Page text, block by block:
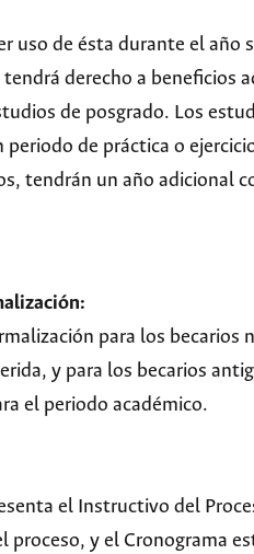
uso de ésta durante el año
derecho a beneficios
de posgrado. Los
periodo de práctica o
tendrán un año adicional
para los becarios
y para los becarios
el periodo académico.
el Instructivo del
proceso, y el Cronograma